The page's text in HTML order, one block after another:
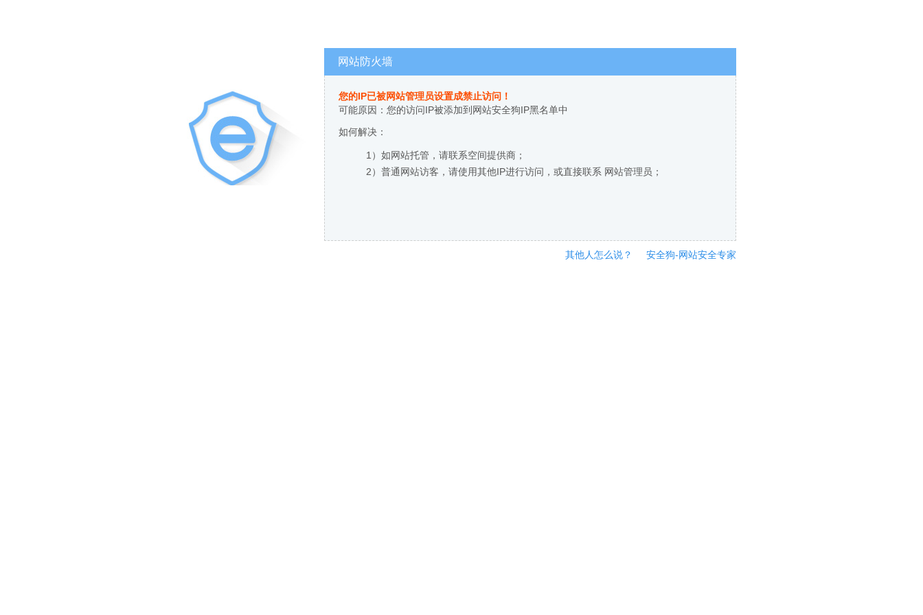
网站防火墙
您的IP已被网站管理员设置成禁止访问！
可能原因：您的访问IP被添加到网站安全狗IP黑名单中
如何解决：
1）如网站托管，请联系空间提供商；
2）普通网站访客，请使用其他IP进行访问，或直接联系 网站管理员；
其他人怎么说？ 安全狗-网站安全专家